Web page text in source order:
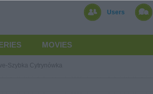
Users
MOVIES
Szybka Cytrynówka